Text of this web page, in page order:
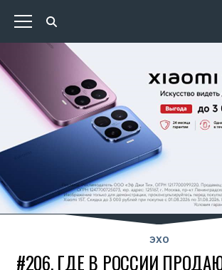
ЭХО
#206. ГДЕ В РОССИИ